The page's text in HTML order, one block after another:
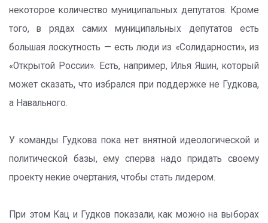
некоторое количество муниципальных депутатов. Кроме
того, в рядах самих муниципальных депутатов есть
большая лоскутность — есть люди из «Солидарности», из
«Открытой России». Есть, например, Илья Яшин, который
может сказать, что избрался при поддержке не Гудкова,
а Навального.
У команды Гудкова пока нет внятной идеологической и
политической базы, ему сперва надо придать своему
проекту некие очертания, чтобы стать лидером.
При этом Кац и Гудков показали, как можно на выборах